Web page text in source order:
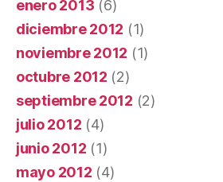
enero 2013 (6)
diciembre 2012 (1)
noviembre 2012 (1)
octubre 2012 (2)
septiembre 2012 (2)
julio 2012 (4)
junio 2012 (1)
mayo 2012 (4)